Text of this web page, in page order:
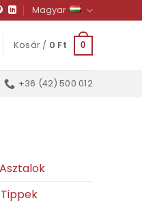
Magyar
Kosár / 0 Ft 0
+36 (42) 500 012